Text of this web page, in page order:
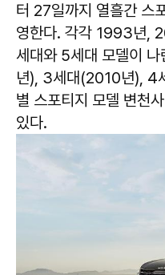
터 27일까지 열흘간 스
영한다. 각각 1993년,
세대와 5세대 모델이
년), 3세대(2010년), 4
별 스포티지 모델 변천
있다.